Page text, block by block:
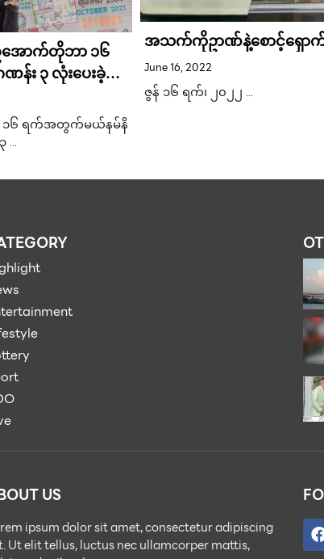
ောက်တိုဘာ ၁၆
း ၃ လုံးပေးခဲ့တဲ့
၁၆ ရက်အတွက်မယ်နမ်နိ
…
အသက်ကိုဥာဏ်နဲ့စောင့်ရှောက်
June 16, 2022
ဇွန် ၁၆ ရက်၊ ၂၀၂၂ …
US
ipsum dolor sit amet, consectetur adipiscing
Ut elit tellus, luctus nec ullamcorper mattis,